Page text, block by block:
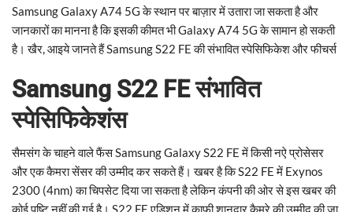
Samsung Galaxy A74 5G के स्थान पर बाज़ार में उतारा जा सकता है और
जानकारों का मानना है कि इसकी कीमत भी Galaxy A74 5G के सामान हो सकती
है। खैर, आइये जानते हैं Samsung S22 FE की संभावित स्पेसिफिकेश और फीचर्स
Samsung S22 FE संभावित
स्पेसिफिकेशंस
सैमसंग के चाहने वाले फैंस Samsung Galaxy S22 FE में किसी नऐ प्रोसेसर
और एक कैमरा सेंसर की उम्मीद कर सकते हैं। खबर है कि S22 FE में Exynos
2300 (4nm) का चिपसेट दिया जा सकता है लेकिन कंपनी की ओर से इस खबर की
कोई पुष्टि नहीं की गई है। S22 FE एडिशन में काफी शानदार कैमरे की उम्मीद की जा